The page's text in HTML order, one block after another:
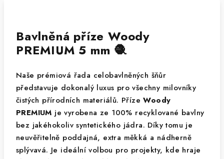
Bavlněná příze Woody
PREMIUM 5 mm 🧶
Naše prémiová řada celobavlněných šňůr
představuje dokonalý luxus pro všechny milovníky
čistých přírodních materiálů. PřízeWoody
PREMIUM je vyrobena ze 100% recyklované bavlny
bez jakéhokoliv syntetického jádra. Díky tomu je
neuvěřitelně poddajná, extra měkká a nádherně
splývavá. Je ideální volbou pro projekty, kde hraje